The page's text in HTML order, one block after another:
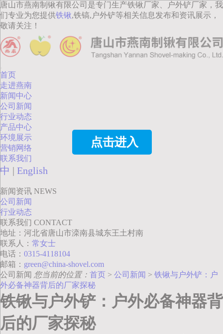
点击进入
唐山市燕南制锹有限公司是专门生产铁锹厂家、户外铲厂家，我
们专业为您提供铁锹,铁镐,户外铲等相关信息发布和资讯展示，
敬请关注！
首页
走进燕南
新闻中心
公司新闻
行业动态
产品中心
环境展示
营销网络
联系我们
中 | English
新闻资讯 NEWS
公司新闻
行业动态
联系我们 CONTACT
地址：河北省唐山市滦南县城东王土村南
联系人： 常女士
电话： 0315-4118104
邮箱： green@china-shovel.com
公司新闻 您当前的位置： 首页 > 公司新闻 > 铁锹与户外铲：户
外必备神器背后的厂家探秘
铁锹与户外铲：户外必备神器背
后的厂家探秘